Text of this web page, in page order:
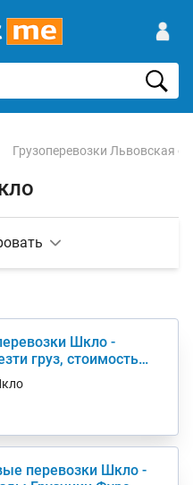
Грузоперевозки Львовская
Шкло -
груз, стоимость
недорого
перевозки Шкло -